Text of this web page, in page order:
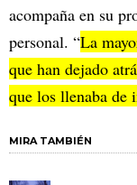
acompaña en su
personal. “La
que han dejado
que los llenaba de
MIRA TAMBIÉN